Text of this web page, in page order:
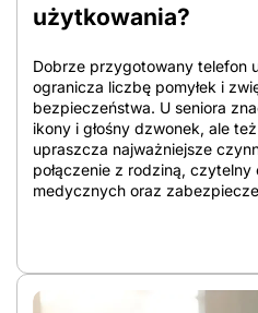
użytkowania?
Dobrze przygotowany telefon
ogranicza liczbę pomyłek i
bezpieczeństwa. U seniora
ikony i głośny dzwonek, ale
upraszcza najważniejsze
połączenie z rodziną,
medycznych oraz
zebrano konkretne
smartfona. Telefon staje się
nie źródłem chaosu. Z